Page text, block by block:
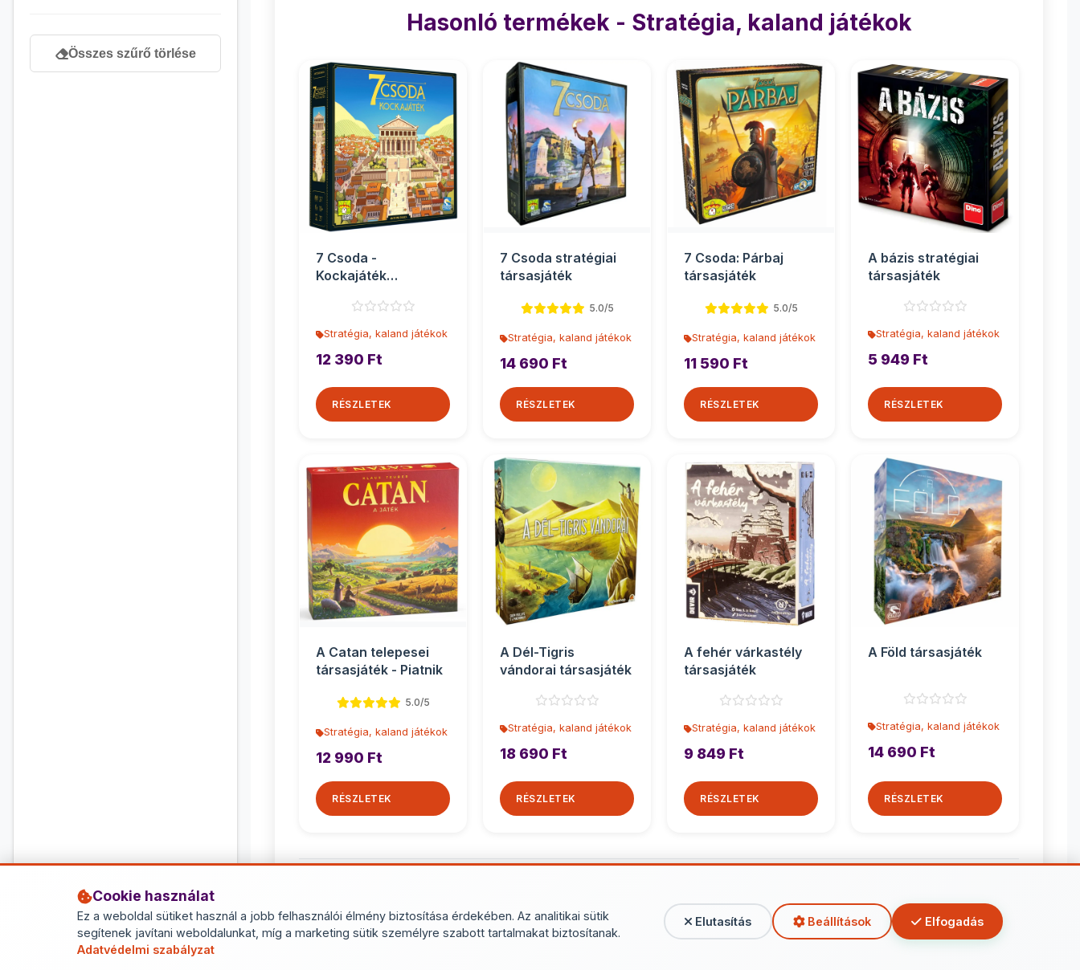
Cookie használat
Ez a weboldal sütiket használ a jobb felhasználói élmény biztosítása érdekében. Az analitikai sütik
segítenek javítani weboldalunkat, míg a marketing sütik személyre szabott tartalmakat biztosítanak.
Adatvédelmi szabályzat
Elutasítás Beállítások Elfogadás
7 éves kortól 53
Összes szűrő törlése
Hasonló termékek - Stratégia, kaland játékok
7 Csoda -
Kockajáték
Stratégia, kaland játékok
12 390 Ft
RÉSZLETEK
7 Csoda stratégiai
társasjáték
5.0/5
Stratégia, kaland játékok
14 690 Ft
RÉSZLETEK
7 Csoda: Párbaj
társasjáték
5.0/5
Stratégia, kaland játékok
11 590 Ft
RÉSZLETEK
A bázis stratégiai
társasjáték
Stratégia, kaland játékok
5 949 Ft
RÉSZLETEK
A Catan telepesei
társasjáték - Piatnik
5.0/5
Stratégia, kaland játékok
12 990 Ft
RÉSZLETEK
A Dél-Tigris
vándorai társasjáték
Stratégia, kaland játékok
18 690 Ft
RÉSZLETEK
A fehér várkastély
társasjáték
Stratégia, kaland játékok
9 849 Ft
RÉSZLETEK
A Föld társasjáték
Stratégia, kaland játékok
14 690 Ft
RÉSZLETEK
További termékek - Stratégia, kaland játékok